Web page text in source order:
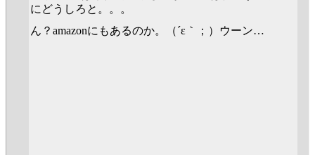
にどうしろと。。。
ん？amazonにもあるのか。（´ε｀；）ウーン…